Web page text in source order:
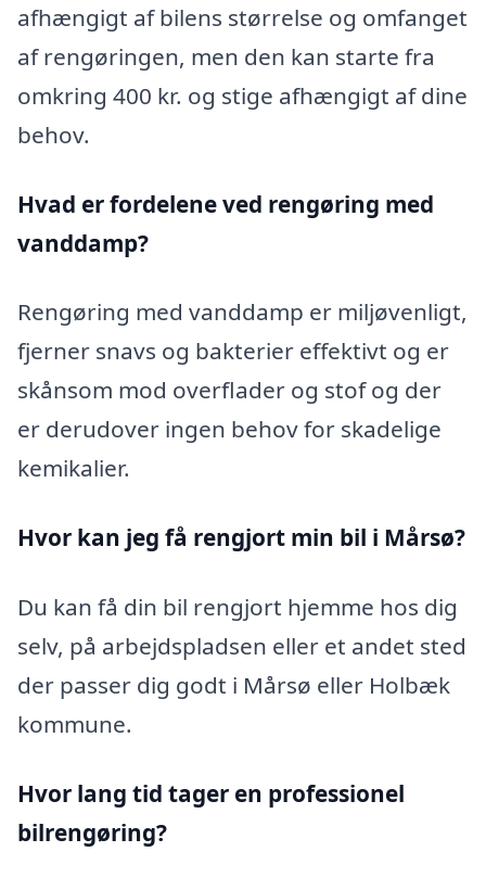
afhængigt af bilens størrelse og omfanget
af rengøringen, men den kan starte fra
omkring 400 kr. og stige afhængigt af dine
behov.
Hvad er fordelene ved rengøring med
vanddamp?
Rengøring med vanddamp er miljøvenligt,
fjerner snavs og bakterier effektivt og er
skånsom mod overflader og stof og der
er derudover ingen behov for skadelige
kemikalier.
Hvor kan jeg få rengjort min bil i Mårsø?
Du kan få din bil rengjort hjemme hos dig
selv, på arbejdspladsen eller et andet sted
der passer dig godt i Mårsø eller Holbæk
kommune.
Hvor lang tid tager en professionel
bilrengøring?